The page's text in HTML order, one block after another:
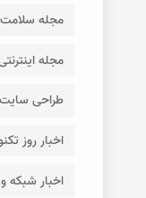
مجله سلامت
مجله
طراحی
اخبار روز
اخبار شبکه